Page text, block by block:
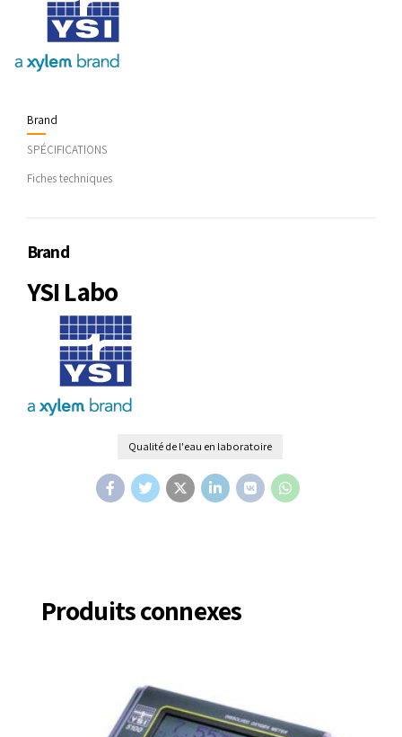
Brand
SPÉCIFICATIONS
Fiches techniques
Brand
YSI Labo
Qualité de l'eau en laboratoire
Produits connexes